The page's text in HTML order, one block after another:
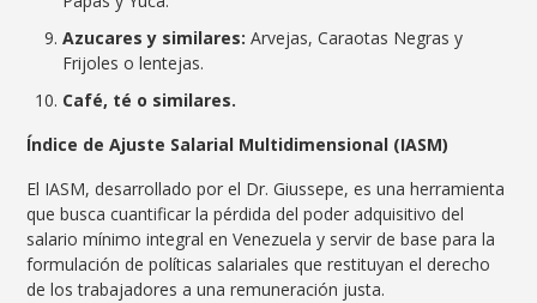
Azucares y similares:Arvejas, Caraotas Negras y
Frijoles o lentejas.
Café, té o similares.
Índice de Ajuste Salarial Multidimensional (IASM)
El IASM, desarrollado por el Dr. Giussepe, es una herramienta
que busca cuantificar la pérdida del poder adquisitivo del
salario mínimo integral en Venezuela y servir de base para la
formulación de políticas salariales que restituyan el derecho
de los trabajadores a una remuneración justa.